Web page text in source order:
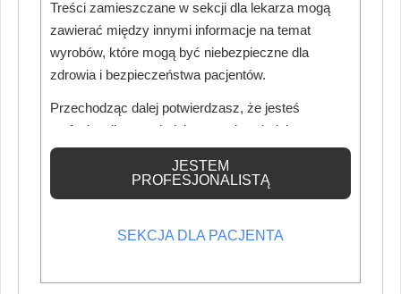
3. Warunki realizacji świadczeń
ogólnostomatologicznych
udzielanych w znieczuleniu
ogólnym
Treści zamieszczane w sekcji dla lekarza mogą
zawierać między innymi informacje na temat
wyrobów, które mogą być niebezpieczne dla
zdrowia i bezpieczeństwa pacjentów.
Przechodząc dalej potwierdzasz, że jesteś
profesjonalistą posiadającym odpowiednią
wiedzę medyczną.
JESTEM
PROFESJONALISTĄ
SEKCJA DLA PACJENTA